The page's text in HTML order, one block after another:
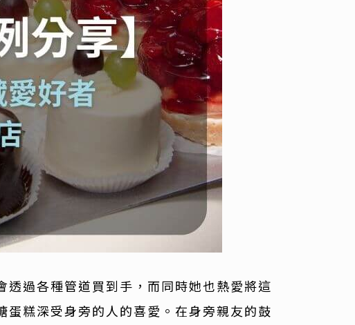
過各種管道買到手，而同時她也熱愛將這
糕深受身旁的人的喜愛。在身旁親友的鼓